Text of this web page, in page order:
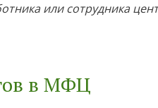
или сотрудника
в МФЦ